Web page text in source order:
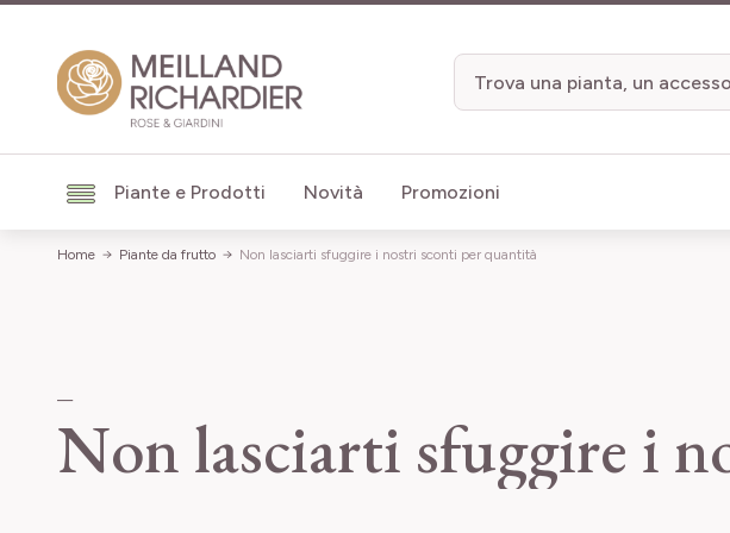
Piante e Prodotti Novità Promozioni
Home Piante da frutto Non lasciarti sfuggire i nostri sconti per quantità
Non lasciarti sfuggire i